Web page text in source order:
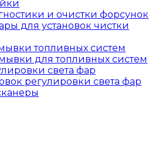
и очистки форсунок
для установок чистки
топливных систем
для топливных систем
света фар
регулировки света фар